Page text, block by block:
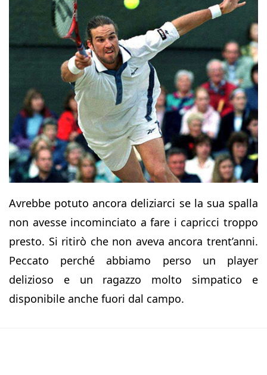
Avrebbe potuto ancora deliziarci se la sua spalla
non avesse incominciato a fare i capricci troppo
presto. Si ritirò che non aveva ancora trent’anni.
Peccato perché abbiamo perso un player
delizioso e un ragazzo molto simpatico e
disponibile anche fuori dal campo.